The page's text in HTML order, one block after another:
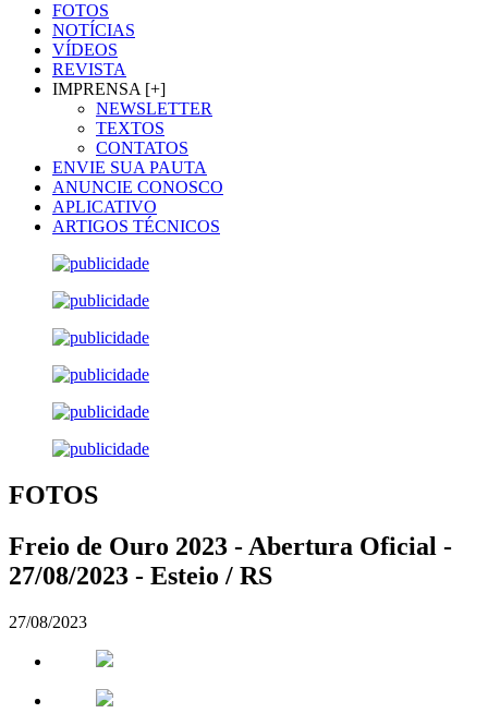
FOTOS
NOTÍCIAS
VÍDEOS
REVISTA
IMPRENSA [+]
NEWSLETTER
TEXTOS
CONTATOS
ENVIE SUA PAUTA
ANUNCIE CONOSCO
APLICATIVO
ARTIGOS TÉCNICOS
FOTOS
Freio de Ouro 2023 - Abertura Oficial -
27/08/2023 - Esteio / RS
27/08/2023